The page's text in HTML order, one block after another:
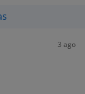
3 ago